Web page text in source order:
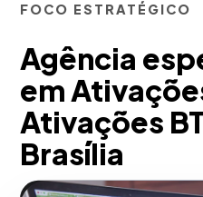
FOCO ESTRATÉGICO
Agência
em
Ativações
Brasília